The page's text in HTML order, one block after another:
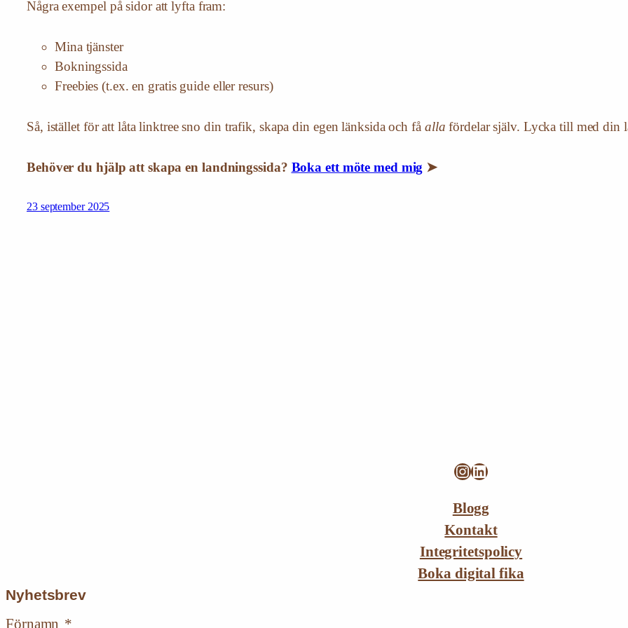
Några exempel på sidor att lyfta fram:
Mina tjänster
Bokningssida
Freebies (t.ex. en gratis guide eller resurs)
Så, istället för att låta linktree sno din trafik, skapa din egen länksida och få alla fördelar själv. Lycka till med din
Behöver du hjälp att skapa en landningssida? Boka ett möte med mig ➤
23 september 2025
Instagram
LinkedIn
Blogg
Kontakt
Integritetspolicy
Boka digital fika
Nyhetsbrev
Förnamn